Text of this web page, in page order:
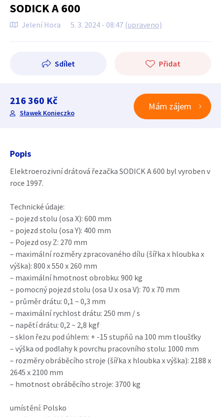
SODICK A 600
Jelení Hora 5. 3. 2024 - 08:47 (upraveno)
Sdílet Přidat
216 360 Kč
Sławek Konieczko
Mám zájem
Popis
Elektroerozivní drátová řezačka SODICK A 600 byl vyroben v
roce 1997.
Technické údaje:
– pojezd stolu (osa X): 600 mm
– pojezd stolu (osa Y): 400 mm
– Pojezd osy Z: 270 mm
– maximální rozměry zpracovaného dílu (šířka x hloubka x
výška): 800 x 550 x 260 mm
– maximální hmotnost obrobku: 900 kg
– pomocný pojezd stolu (osa U x osa V): 70 x 70 mm
– průměr drátu: 0,1 ~ 0,3 mm
– maximální rychlost drátu: 250 mm / s
– napětí drátu: 0,2 ~ 2,8 kgf
– sklon řezu pod úhlem: + -15 stupňů na 100 mm tloušťky
– výška od podlahy k povrchu pracovního stolu: 1000 mm
– rozměry obráběcího stroje (šířka x hloubka x výška): 2188 x
2645 x 2100 mm
– hmotnost obráběcího stroje: 3700 kg
umístění: Polsko